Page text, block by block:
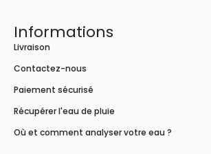
Informations
Livraison
Contactez-nous
Paiement sécurisé
Récupérer l'eau de pluie
Où et comment analyser votre eau ?